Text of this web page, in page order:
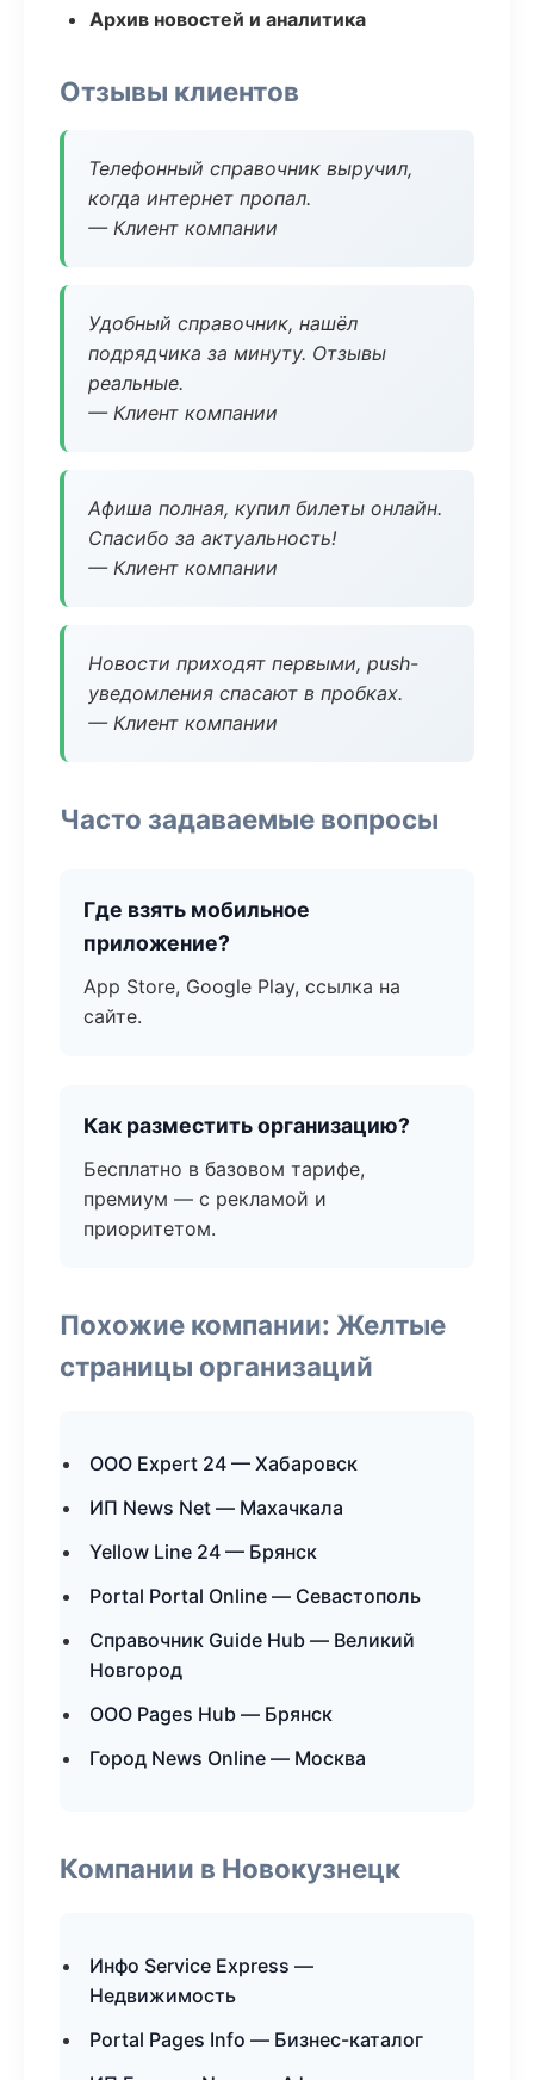
Архив новостей и аналитика
Отзывы клиентов
Телефонный справочник выручил,
когда интернет пропал.
— Клиент компании
Удобный справочник, нашёл
подрядчика за минуту. Отзывы
реальные.
— Клиент компании
Афиша полная, купил билеты онлайн.
Спасибо за актуальность!
— Клиент компании
Новости приходят первыми, push-
уведомления спасают в пробках.
— Клиент компании
Часто задаваемые вопросы
Где взять мобильное
приложение?
App Store, Google Play, ссылка на
сайте.
Как разместить организацию?
Бесплатно в базовом тарифе,
премиум — с рекламой и
приоритетом.
Похожие компании: Желтые
страницы организаций
ООО Expert 24 — Хабаровск
ИП News Net — Махачкала
Yellow Line 24 — Брянск
Portal Portal Online — Севастополь
Справочник Guide Hub — Великий
Новгород
ООО Pages Hub — Брянск
Город News Online — Москва
Компании в Новокузнецк
Инфо Service Express —
Недвижимость
Portal Pages Info — Бизнес-каталог